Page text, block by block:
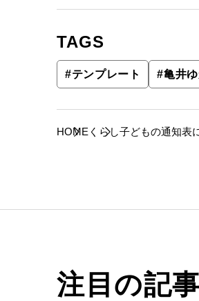
TAGS
#テンプレート #亀井
HOME くらし子どもの通知表
注目の記事